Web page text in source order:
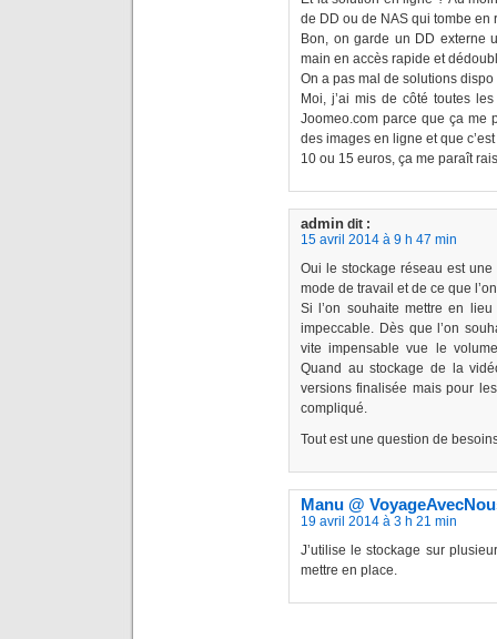
de DD ou de NAS qui tombe
Bon, on garde un DD externe
main en accès rapide et
On a pas mal de solutions
Moi, j’ai mis de côté toutes
Joomeo.com parce que ça me
des images en ligne et que
10 ou 15 euros, ça me paraît
admin dit :
15 avril 2014 à 9 h 47 min
Oui le stockage réseau est
mode de travail et de ce que
Si l’on souhaite mettre en
impeccable. Dès que l’on
vite impensable vue le
Quand au stockage de la
versions finalisée mais pour
compliqué.
Tout est une question de
Manu @
19 avril 2014 à 3 h 21 min
J’utilise le stockage sur
mettre en place.